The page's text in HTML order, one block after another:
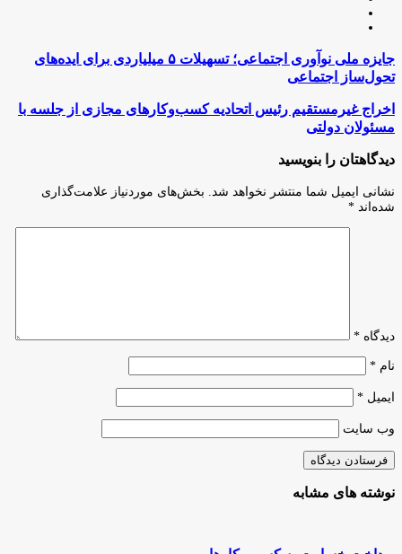
جایزه
ملی
نوآوری
اجتماعی؛
تسهیلات
۵
میلیاردی
برای
تحول‌ساز
اجتماعی
جایزه ملی نوآوری اجتماعی؛ تسهیلات ۵ میلیاردی برای ایده‌های
تحول‌ساز اجتماعی
اخراج
غیرمستقیم
رئیس
اتحادیه
کسب‌وکارهای
مجازی
از
جلسه
اخراج غیرمستقیم رئیس اتحادیه کسب‌وکارهای مجازی از جلسه با
مسئولان دولتی
دیدگاهتان را بنویسید
نشانی ایمیل شما منتشر نخواهد شد.
بخش‌های موردنیاز علامت‌گذاری
شده‌اند *
دیدگاه *
نام *
ایمیل *
وب‌ سایت
نوشته های مشابه